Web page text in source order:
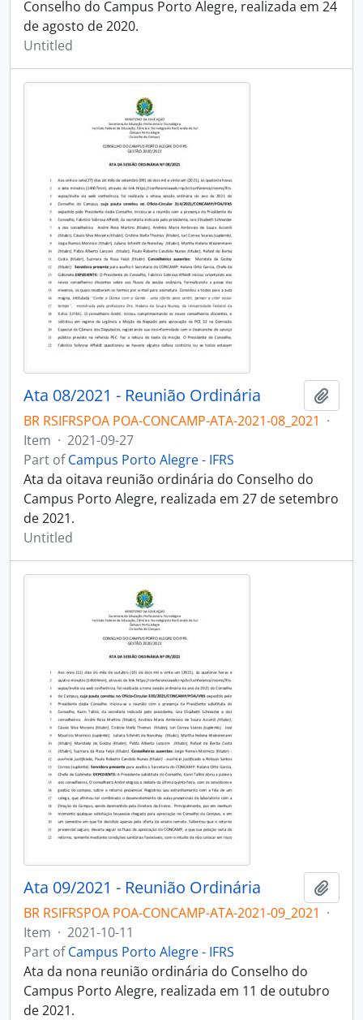
Conselho do Campus Porto Alegre, realizada em 24
de agosto de 2020.
Untitled
Ata 08/2021 - Reunião Ordinária
BR RSIFRSPOA POA-CONCAMP-ATA-2021-08_2021 ·
Item · 2021-09-27
Part ofCampus Porto Alegre - IFRS
Ata da oitava reunião ordinária do Conselho do
Campus Porto Alegre, realizada em 27 de setembro
de 2021.
Untitled
Ata 09/2021 - Reunião Ordinária
BR RSIFRSPOA POA-CONCAMP-ATA-2021-09_2021 ·
Item · 2021-10-11
Part ofCampus Porto Alegre - IFRS
Ata da nona reunião ordinária do Conselho do
Campus Porto Alegre, realizada em 11 de outubro
de 2021.